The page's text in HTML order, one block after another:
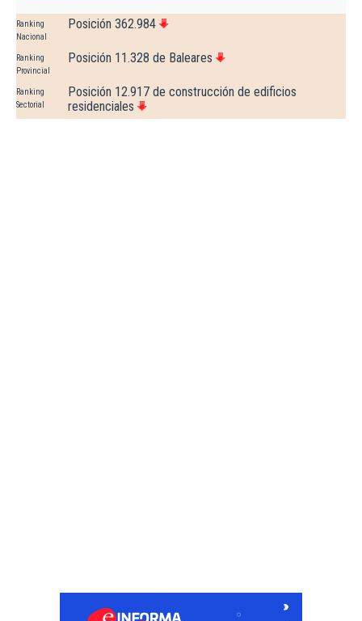
Ranking
Nacional
Posición 362.984
Ranking
Provincial
Posición 11.328 de Baleares
Ranking
Sectorial
Posición 12.917 de construcción de edificios
residenciales